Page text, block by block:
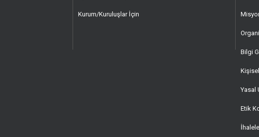
Kurum/Kuruluşlar İçin
Bilgi
Yasal
Etik